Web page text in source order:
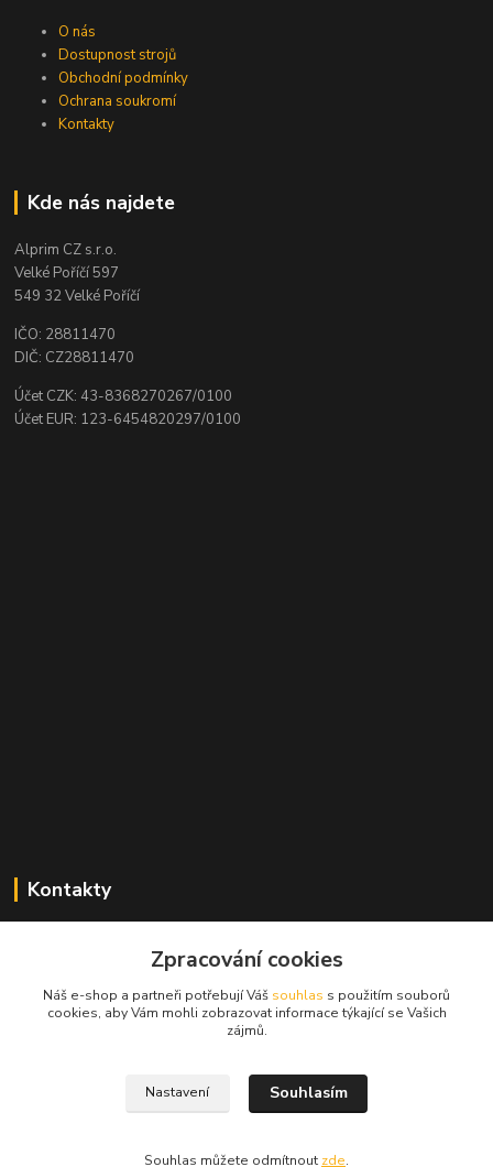
O nás
Dostupnost strojů
Obchodní podmínky
Ochrana soukromí
Kontakty
Kde nás najdete
Alprim CZ s.r.o.
Velké Poříčí 597
549 32 Velké Poříčí
IČO: 28811470
DIČ: CZ28811470
Účet CZK: 43-8368270267/0100
Účet EUR: 123-6454820297/0100
Kontakty
+420 724 134 431
prodej@alprim.cz
Zpracování cookies
Náš e-shop a partneři potřebují Váš souhlas s použitím souborů
cookies, aby Vám mohli zobrazovat informace týkající se Vašich
zájmů.
Nastavení Souhlasím
Souhlas můžete odmítnout zde.